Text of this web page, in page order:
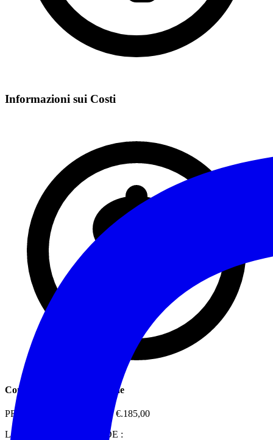
Informazioni sui Costi
Contributo di partecipazione
PREZZO TOTALE EURO €.185,00
LA QUOTA COMPRENDE :